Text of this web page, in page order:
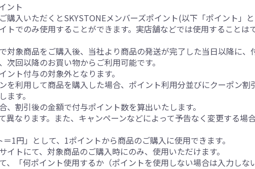
ント
購入いただくとSKYSTONEメンバーズポイント(以下「ポイント」と
トでのみ使用することができます。実店舗などでは使用することは
対象商品をご購入後、当社より商品の発送が完了した当日以降に、
次回以降のお買い物からご利用可能です。
ント付与の対象外となります。
を利用して商品を購入した場合、ポイント利用分並びにクーポン
す。
、割引後の金額で付与ポイント数を算出いたします。
異なります。また、キャンペーンなどによって予告なく変更する場合
1円」として、1ポイントから商品のご購入に使用できます。
イトにて、対象商品のご購入時にのみ、使用いただけます。
、「何ポイント使用するか（ポイントを使用しない場合は入力しな